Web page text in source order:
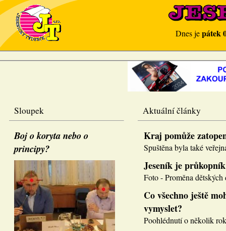
Dnes jepátek
Sloupek
Boj o koryta nebo o
principy?
Aktuální články
Kraj pomůže
Spuštěna byla také
Jeseník je průkopník
Foto - Proměna
Co všechno ještě
vymyslet?
Poohlédnutí o několik